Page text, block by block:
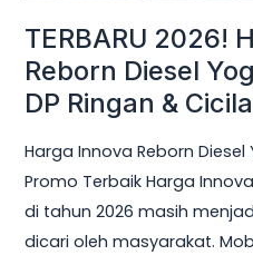
TERBARU 2026!
Reborn Diesel
DP Ringan &
Harga Innova Reborn
Promo Terbaik Harga
di tahun 2026 masih
dicari oleh masyarakat.
Cicilan
6